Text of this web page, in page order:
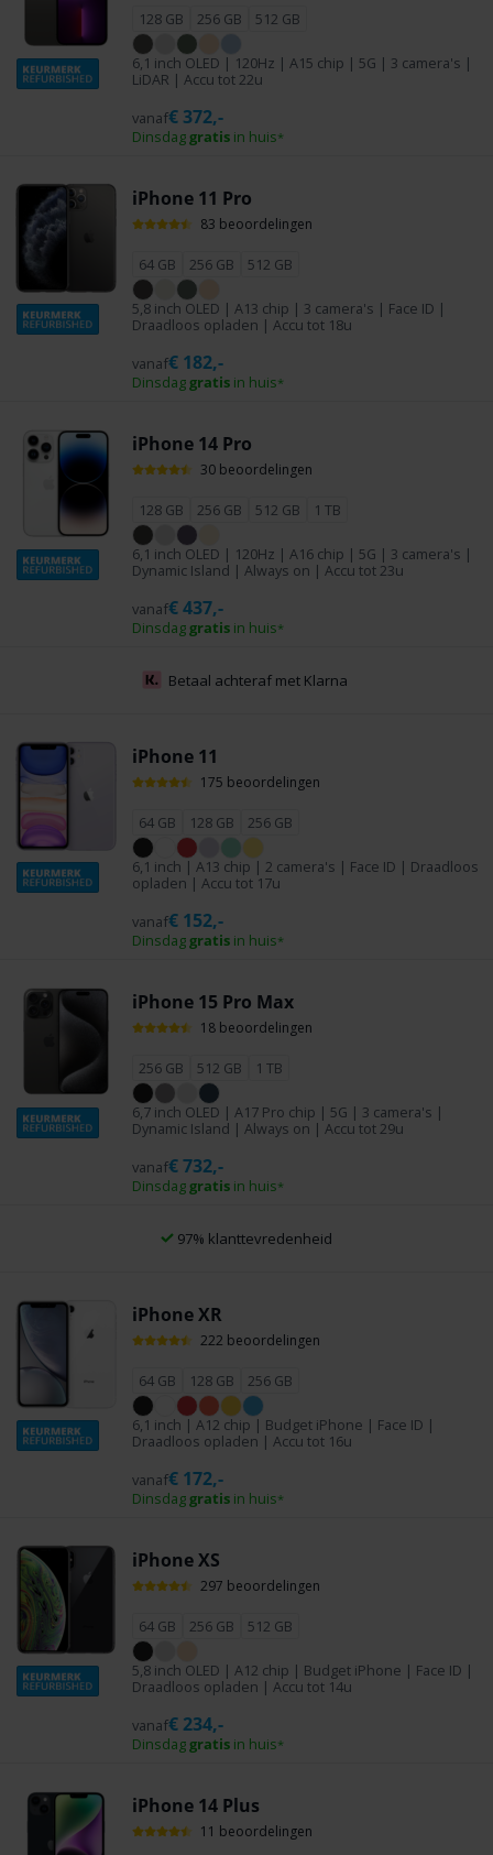
128 GB 256 GB 512 GB
6,1 inch OLED | 120Hz | A15 chip | 5G | 3 camera's |
LiDAR | Accu tot 22u
Dinsdaggratis in huis*
vanaf€372,-
iPhone 11 Pro
83 beoordelingen
64 GB 256 GB 512 GB
5,8 inch OLED | A13 chip | 3 camera's | Face ID |
Draadloos opladen | Accu tot 18u
Dinsdaggratis in huis*
vanaf€ 182,-
iPhone 14 Pro
30 beoordelingen
128 GB 256 GB 512 GB 1 TB
6,1 inch OLED | 120Hz | A16 chip | 5G | 3 camera's |
Dynamic Island | Always on | Accu tot 23u
Dinsdaggratis in huis*
vanaf€437,-
iPhone 11
175 beoordelingen
64 GB 128 GB 256 GB
6,1 inch | A13 chip | 2 camera's | Face ID | Draadloos
opladen | Accu tot 17u
Dinsdaggratis in huis*
vanaf€ 152,-
Voor23:59besteld, dinsdaggratis
iPhone 15 Pro Max
18 beoordelingen
256 GB 512 GB 1 TB
6,7 inch OLED | A17 Pro chip | 5G | 3 camera's |
Dynamic Island | Always on | Accu tot 29u
Dinsdaggratis in huis*
vanaf€732,-
iPhone XR
222 beoordelingen
64 GB 128 GB 256 GB
6,1 inch | A12 chip | Budget iPhone | Face ID |
Draadloos opladen | Accu tot 16u
Dinsdaggratis in huis*
vanaf€ 172,-
iPhone XS
297 beoordelingen
64 GB 256 GB 512 GB
5,8 inch OLED | A12 chip | Budget iPhone | Face ID |
Draadloos opladen | Accu tot 14u
Dinsdaggratis in huis*
vanaf€ 234,-
10.282 mensen vinden ons leuk
iPhone 14 Plus
11 beoordelingen